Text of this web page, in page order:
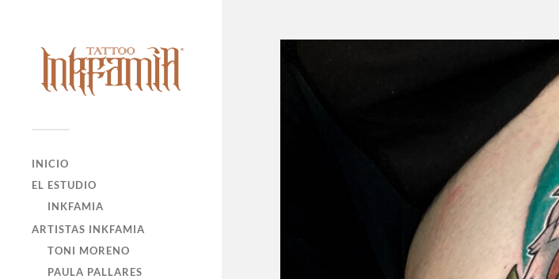
INICIO
EL ESTUDIO
INKFAMIA
ARTISTAS INKFAMIA
TONI MORENO
PAULA PALLARES